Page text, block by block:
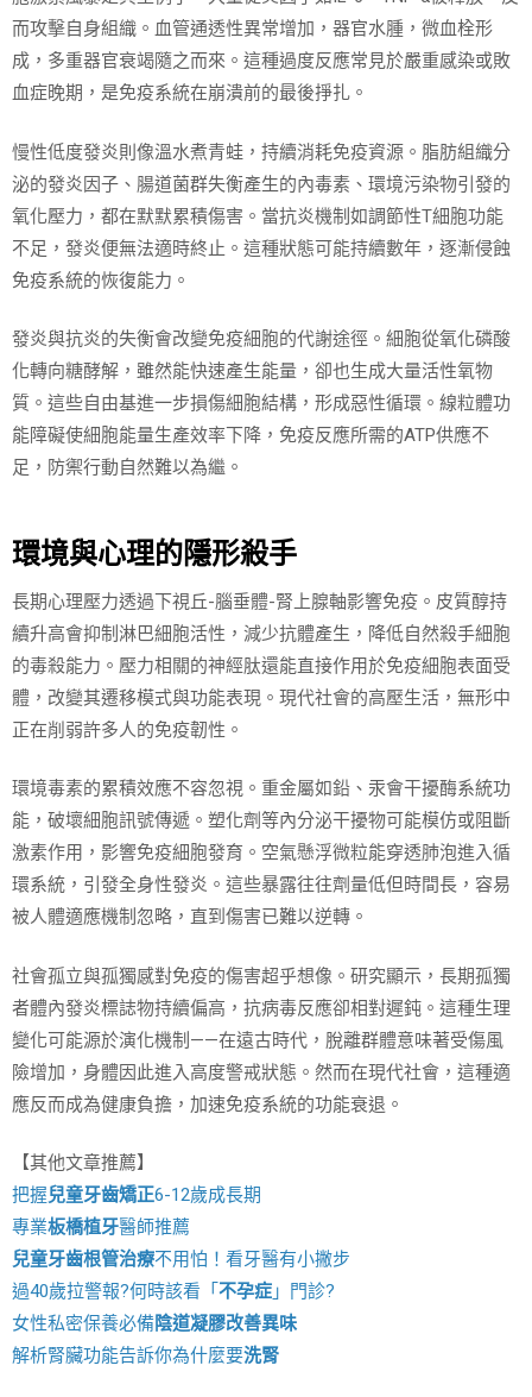
而攻擊自身組織。血管通透性異常增加，器官水腫，微血栓形
成，多重器官衰竭隨之而來。這種過度反應常見於嚴重感染或敗
血症晚期，是免疫系統在崩潰前的最後掙扎。
慢性低度發炎則像溫水煮青蛙，持續消耗免疫資源。脂肪組織分
泌的發炎因子、腸道菌群失衡產生的內毒素、環境污染物引發的
氧化壓力，都在默默累積傷害。當抗炎機制如調節性T細胞功能
不足，發炎便無法適時終止。這種狀態可能持續數年，逐漸侵蝕
免疫系統的恢復能力。
發炎與抗炎的失衡會改變免疫細胞的代謝途徑。細胞從氧化磷酸
化轉向糖酵解，雖然能快速產生能量，卻也生成大量活性氧物
質。這些自由基進一步損傷細胞結構，形成惡性循環。線粒體功
能障礙使細胞能量生產效率下降，免疫反應所需的ATP供應不
足，防禦行動自然難以為繼。
環境與心理的隱形殺手
長期心理壓力透過下視丘-腦垂體-腎上腺軸影響免疫。皮質醇持
續升高會抑制淋巴細胞活性，減少抗體產生，降低自然殺手細胞
的毒殺能力。壓力相關的神經肽還能直接作用於免疫細胞表面受
體，改變其遷移模式與功能表現。現代社會的高壓生活，無形中
正在削弱許多人的免疫韌性。
環境毒素的累積效應不容忽視。重金屬如鉛、汞會干擾酶系統功
能，破壞細胞訊號傳遞。塑化劑等內分泌干擾物可能模仿或阻斷
激素作用，影響免疫細胞發育。空氣懸浮微粒能穿透肺泡進入循
環系統，引發全身性發炎。這些暴露往往劑量低但時間長，容易
被人體適應機制忽略，直到傷害已難以逆轉。
社會孤立與孤獨感對免疫的傷害超乎想像。研究顯示，長期孤獨
者體內發炎標誌物持續偏高，抗病毒反應卻相對遲鈍。這種生理
變化可能源於演化機制——在遠古時代，脫離群體意味著受傷風
險增加，身體因此進入高度警戒狀態。然而在現代社會，這種適
應反而成為健康負擔，加速免疫系統的功能衰退。
【其他文章推薦】
把握兒童牙齒矯正6-12歲成長期
專業板橋植牙醫師推薦
兒童牙齒根管治療不用怕！看牙醫有小撇步
過40歲拉警報?何時該看「 不孕症 」門診?
女性私密保養必備陰道凝膠改善異味
解析腎臟功能告訴你為什麼要洗腎